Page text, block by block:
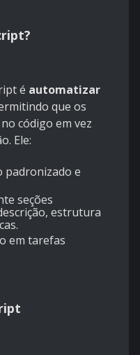
é automatizar
que os
código em vez
Ele:
padronizado e
seções
estrutura
em tarefas